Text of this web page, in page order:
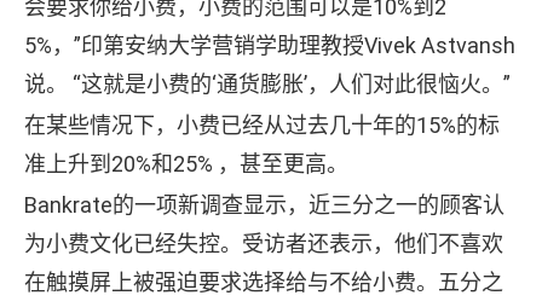
会要求你给小费，小费的范围可以是10%到2
5%，”印第安纳大学营销学助理教授Vivek Astvansh
说。 “这就是小费的‘通货膨胀’，人们对此很恼火。”
在某些情况下，小费已经从过去几十年的15%的标
准上升到20%和25% ，甚至更高。
Bankrate的一项新调查显示，近三分之一的顾客认
为小费文化已经失控。受访者还表示，他们不喜欢
在触摸屏上被强迫要求选择给与不给小费。五分之